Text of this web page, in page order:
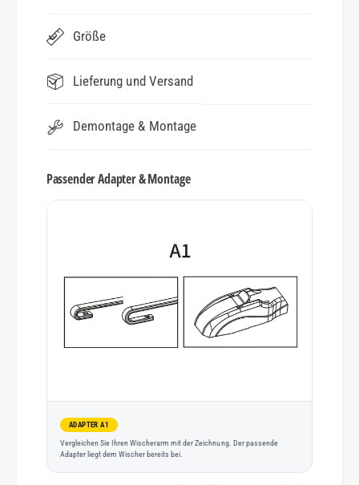
Größe
Lieferung und Versand
Demontage & Montage
Passender Adapter & Montage
ADAPTER A1
Vergleichen Sie Ihren Wischerarm mit der Zeichnung. Der passende
Adapter liegt dem Wischer bereits bei.